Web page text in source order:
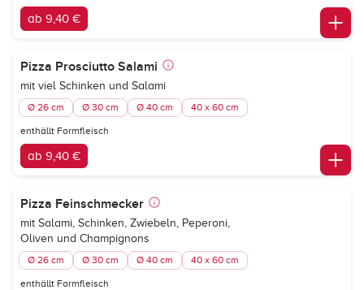
ab 9,40 €
Pizza Prosciutto Salami
mit viel Schinken und Salami
Ø 26 cm Ø 30 cm Ø 40 cm 40 x 60 cm
enthällt Formfleisch
ab 9,40 €
Pizza Feinschmecker
mit Salami, Schinken, Zwiebeln, Peperoni,
Oliven und Champignons
Ø 26 cm Ø 30 cm Ø 40 cm 40 x 60 cm
enthällt Formfleisch